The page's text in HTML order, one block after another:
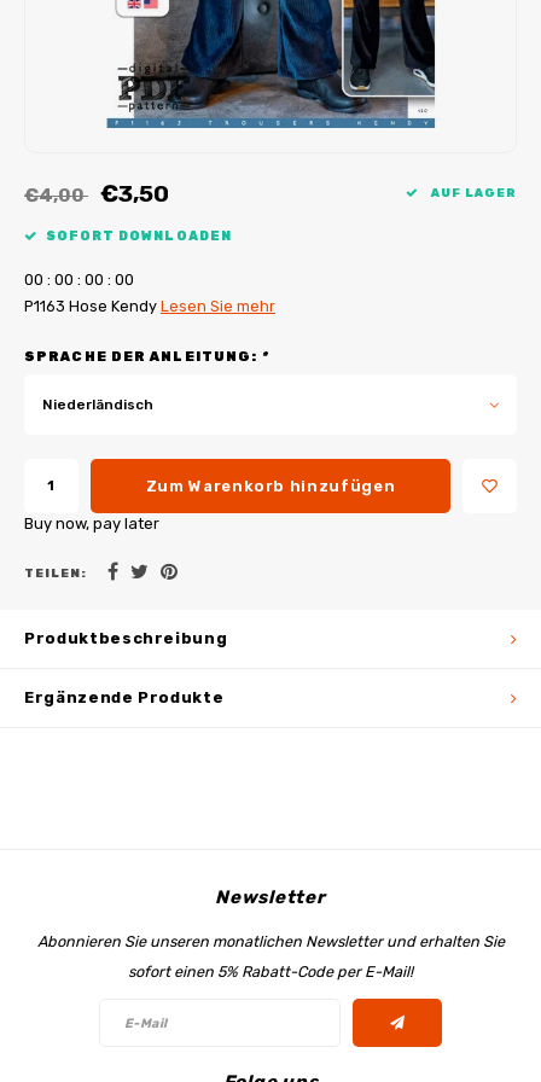
My Image Tutorials
My Image Korrekturen
B-Trendy Korrekturen
Applikationen
Ebook Plotservice
€4,00 €3,50 AUF LAGER
SOFORT DOWNLOADEN
00 : 00 : 00 : 00
P1163 Hose Kendy Lesen Sie mehr
SPRACHE DER ANLEITUNG: *
Niederländisch
Zum Warenkorb hinzufügen
Buy now, pay later
TEILEN:
Produktbeschreibung
Ergänzende Produkte
Newsletter
Abonnieren Sie unseren monatlichen Newsletter und erhalten Sie
sofort einen 5% Rabatt-Code per E-Mail!